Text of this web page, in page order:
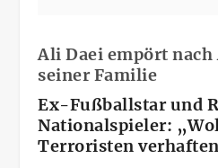
Ali Daei empört
seiner Familie
Ex-Fußballstar und
Nationalspieler:
Terroristen